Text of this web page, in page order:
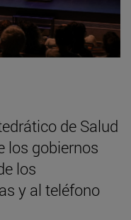
de Salud
los gobiernos
los
y al teléfono